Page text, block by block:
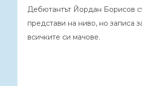
Дебютантът Йордан Борисов
представи на ниво, но записа
всичките си мачове.